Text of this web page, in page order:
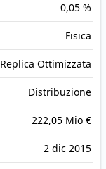
0,05 %
Fisica
Replica Ottimizzata
Distribuzione
222,05 Mio €
2 dic 2015